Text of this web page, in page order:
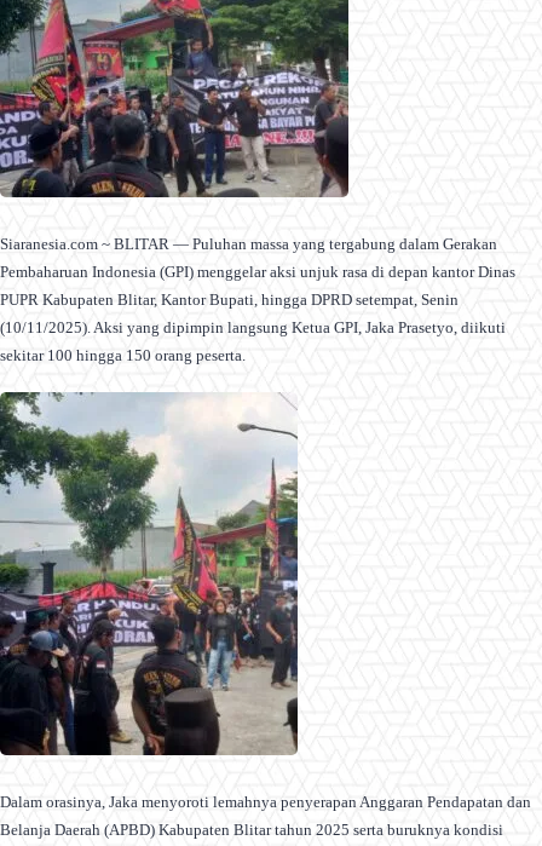
Siaranesia.com ~ BLITAR — Puluhan massa yang tergabung dalam Gerakan
Pembaharuan Indonesia (GPI) menggelar aksi unjuk rasa di depan kantor Dinas
PUPR Kabupaten Blitar, Kantor Bupati, hingga DPRD setempat, Senin
(10/11/2025). Aksi yang dipimpin langsung Ketua GPI, Jaka Prasetyo, diikuti
sekitar 100 hingga 150 orang peserta.
Dalam orasinya, Jaka menyoroti lemahnya penyerapan Anggaran Pendapatan dan
Belanja Daerah (APBD) Kabupaten Blitar tahun 2025 serta buruknya kondisi